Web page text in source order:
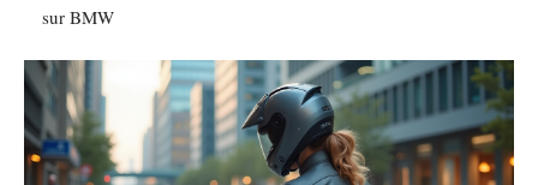
sur BMW